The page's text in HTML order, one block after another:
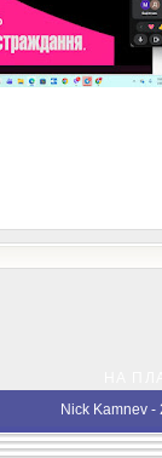
Nick Kamnev -